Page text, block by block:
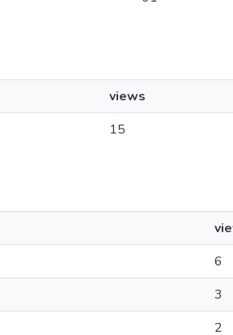
views
15
6
3
2